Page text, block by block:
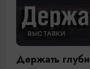
ВЫСТАВКИ
Держать